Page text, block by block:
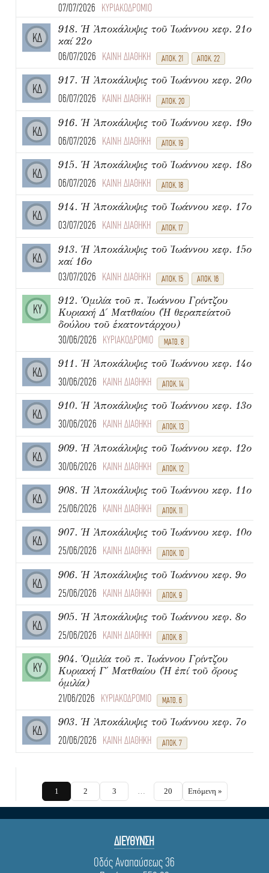
07/07/2026 ΚΥΡΙΑΚΟΔΡΟΜΙΟ
ΚΔ
918. Ἡ Ἀποκάλυψις τοῦ Ἰωάννου κεφ. 21ο
καί 22ο
06/07/2026 ΚΑΙΝΗ ΔΙΑΘΗΚΗ ΑΠΟΚ. 21 ΑΠΟΚ. 22
ΚΔ
917. Ἡ Ἀποκάλυψις τοῦ Ἰωάννου κεφ. 20ο
06/07/2026 ΚΑΙΝΗ ΔΙΑΘΗΚΗ ΑΠΟΚ. 20
ΚΔ
916. Ἡ Ἀποκάλυψις τοῦ Ἰωάννου κεφ. 19ο
06/07/2026 ΚΑΙΝΗ ΔΙΑΘΗΚΗ ΑΠΟΚ. 19
ΚΔ
915. Ἡ Ἀποκάλυψις τοῦ Ἰωάννου κεφ. 18ο
06/07/2026 ΚΑΙΝΗ ΔΙΑΘΗΚΗ ΑΠΟΚ. 18
ΚΔ
914. Ἡ Ἀποκάλυψις τοῦ Ἰωάννου κεφ. 17ο
03/07/2026 ΚΑΙΝΗ ΔΙΑΘΗΚΗ ΑΠΟΚ. 17
ΚΔ
913. Ἡ Ἀποκάλυψις τοῦ Ἰωάννου κεφ. 15ο
καί 16ο
03/07/2026 ΚΑΙΝΗ ΔΙΑΘΗΚΗ ΑΠΟΚ. 15 ΑΠΟΚ. 16
ΚΥ
912. Ὁμιλία τοῦ π. Ἰωάννου Γρίντζου
Κυριακή Δ΄ Ματθαίου (Ἡ θεραπείατοῦ
δούλου τοῦ ἑκατοντάρχου)
30/06/2026 ΚΥΡΙΑΚΟΔΡΟΜΙΟ ΜΑΤΘ. 8
ΚΔ
911. Ἡ Ἀποκάλυψις τοῦ Ἰωάννου κεφ. 14ο
30/06/2026 ΚΑΙΝΗ ΔΙΑΘΗΚΗ ΑΠΟΚ. 14
ΚΔ
910. Ἡ Ἀποκάλυψις τοῦ Ἰωάννου κεφ. 13ο
30/06/2026 ΚΑΙΝΗ ΔΙΑΘΗΚΗ ΑΠΟΚ. 13
ΚΔ
909. Ἡ Ἀποκάλυψις τοῦ Ἰωάννου κεφ. 12ο
30/06/2026 ΚΑΙΝΗ ΔΙΑΘΗΚΗ ΑΠΟΚ. 12
ΚΔ
908. Ἡ Ἀποκάλυψις τοῦ Ἰωάννου κεφ. 11ο
25/06/2026 ΚΑΙΝΗ ΔΙΑΘΗΚΗ ΑΠΟΚ. 11
ΚΔ
907. Ἡ Ἀποκάλυψις τοῦ Ἰωάννου κεφ. 10ο
25/06/2026 ΚΑΙΝΗ ΔΙΑΘΗΚΗ ΑΠΟΚ. 10
ΚΔ
906. Ἡ Ἀποκάλυψις τοῦ Ἰωάννου κεφ. 9ο
25/06/2026 ΚΑΙΝΗ ΔΙΑΘΗΚΗ ΑΠΟΚ. 9
ΚΔ
905. Ἡ Ἀποκάλυψις τοῦ Ἰωάννου κεφ. 8ο
25/06/2026 ΚΑΙΝΗ ΔΙΑΘΗΚΗ ΑΠΟΚ. 8
ΚΥ
904. Ὁμιλία τοῦ π. Ἰωάννου Γρίντζου
Κυριακή Γ΄ Ματθαίου (Ἡ ἐπί τοῦ ὄρους
ὁμιλία)
21/06/2026 ΚΥΡΙΑΚΟΔΡΟΜΙΟ ΜΑΤΘ. 6
ΚΔ
903. Ἡ Ἀποκάλυψις τοῦ Ἰωάννου κεφ. 7ο
20/06/2026 ΚΑΙΝΗ ΔΙΑΘΗΚΗ ΑΠΟΚ. 7
1 2 3 … 20 Επόμενη »
ΔΙΕΥΘΥΝΣΗ
Οδός Αναπαύσεως 36